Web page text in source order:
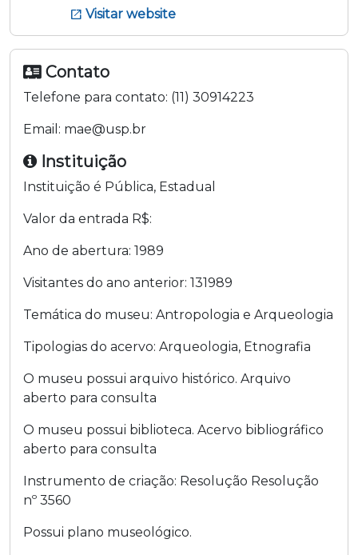
open_in_new Visitar website
Contato
Telefone para contato: (11) 30914223
Email: mae@usp.br
Instituição
Instituição é Pública, Estadual
Valor da entrada R$:
Ano de abertura: 1989
Visitantes do ano anterior: 131989
Temática do museu: Antropologia e Arqueologia
Tipologias do acervo: Arqueologia, Etnografia
O museu possui arquivo histórico. Arquivo
aberto para consulta
O museu possui biblioteca. Acervo bibliográfico
aberto para consulta
Instrumento de criação: Resolução Resolução
nº 3560
Possui plano museológico.